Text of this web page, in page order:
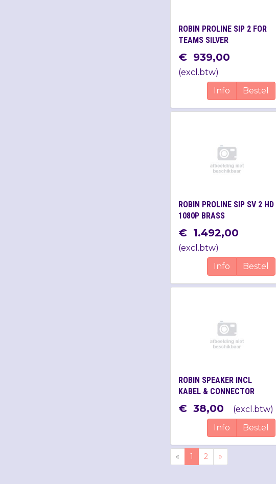
ROBIN PROLINE SIP 2 FOR
TEAMS SILVER
€ 939,00
(excl.btw)
Info
Bestel
ROBIN PROLINE SIP SV 2 HD
1080P BRASS
€ 1.492,00
(excl.btw)
Info
Bestel
ROBIN SPEAKER INCL
KABEL & CONNECTOR
€ 38,00 (excl.btw)
Info
Bestel
« 1 2 »